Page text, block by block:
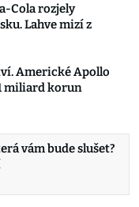
Cola rozjely
Lahve mizí z
Americké Apollo
miliard korun
vám bude slušet?